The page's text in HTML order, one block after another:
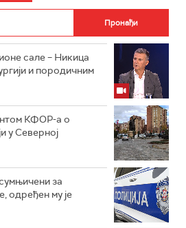
сале – Никица
и породичним
КФОР-а о
у Северној
за
одређен му је